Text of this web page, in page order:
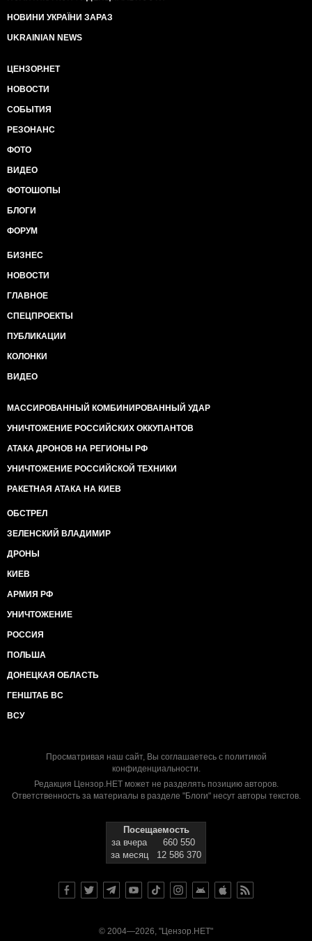
НОВИНИ УКРАЇНИ ЗАРАЗ
UKRAINIAN NEWS
ЦЕНЗОР.НЕТ
НОВОСТИ
СОБЫТИЯ
РЕЗОНАНС
ФОТО
ВИДЕО
ФОТОШОПЫ
БЛОГИ
ФОРУМ
БИЗНЕС
НОВОСТИ
ГЛАВНОЕ
СПЕЦПРОЕКТЫ
ПУБЛИКАЦИИ
КОЛОНКИ
ВИДЕО
МАССИРОВАННЫЙ КОМБИНИРОВАННЫЙ УДАР
УНИЧТОЖЕНИЕ РОССИЙСКИХ ОККУПАНТОВ
АТАКА ДРОНОВ НА РЕГИОНЫ РФ
УНИЧТОЖЕНИЕ РОССИЙСКОЙ ТЕХНИКИ
РАКЕТНАЯ АТАКА НА КИЕВ
ОБСТРЕЛ
ЗЕЛЕНСКИЙ ВЛАДИМИР
ДРОНЫ
КИЕВ
АРМИЯ РФ
УНИЧТОЖЕНИЕ
РОССИЯ
ПОЛЬША
ДОНЕЦКАЯ ОБЛАСТЬ
ГЕНШТАБ ВС
ВСУ
Просматривая наш сайт, Вы соглашаетесь с политикой
конфиденциальности.
Редакция Цензор.НЕТ может не разделять позицию авторов.
Ответственность за материалы в разделе "Блоги" несут авторы текстов.
Посещаемость
за вчера
660 550
за месяц
12 586 370
© 2004—2026, "Цензор.НЕТ"